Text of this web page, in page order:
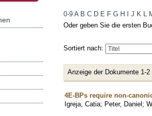
0-9 A B C D E F G H J K L
Oder geben Sie die ersten
Sortiert nach:
Anzeige der Dokumente 1-2
4E-BPs require non-
Igreja, Catia; Peter, Daniel;